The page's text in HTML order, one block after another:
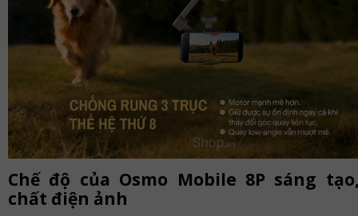
Chế độ của Osmo Mobile 8P sáng
chất điện ảnh